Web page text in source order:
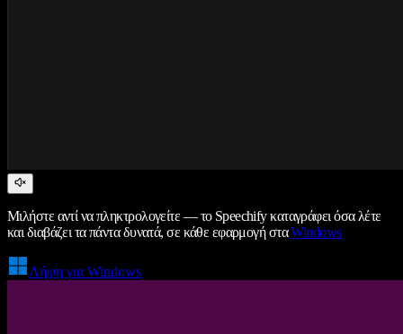
Μιλήστε αντί να πληκτρολογείτε — το Speechify καταγράφει όσα λέτε
και διαβάζει τα πάντα δυνατά, σε κάθε εφαρμογή σταWindows
Λήψη για Windows